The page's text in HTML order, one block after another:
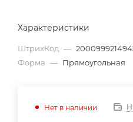
Характеристики
ШтрихКод —
Форма — Прямоугольная
Нет в наличии